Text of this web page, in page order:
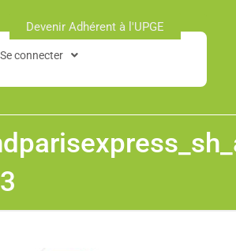
Devenir Adhérent à l'UPGE​
Se connecter